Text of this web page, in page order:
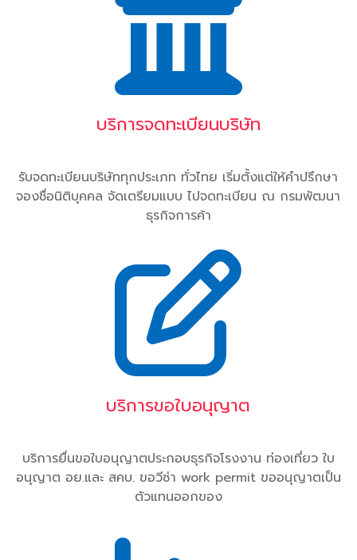
บริการจดทะเบียนบริษัท
รับจดทะเบียนบริษัททุกประเภท ทั่วไทย เริ่มตั้งแต่ให้คำปรึกษา
จองชื่อนิติบุคคล จัดเตรียมแบบ ไปจดทะเบียน ณ กรมพัฒนา
ธุรกิจการค้า
บริการขอใบอนุญาต
บริการยื่นขอใบอนุญาตประกอบธุรกิจโรงงาน ท่องเที่ยว ใบ
อนุญาต อย.และ สคบ. ขอวีซ่า work permit ขออนุญาตเป็น
ตัวแทนออกของ